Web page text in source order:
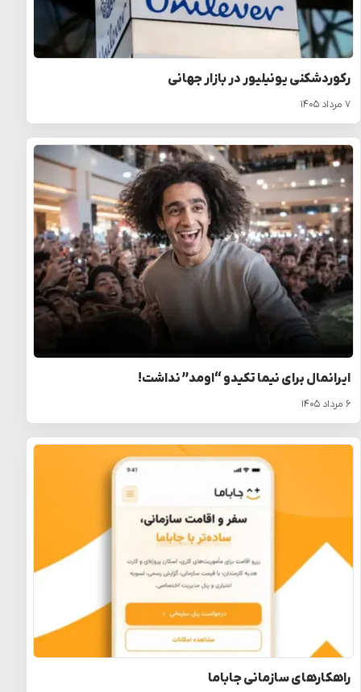
رکوردشکنی یونیلیور در بازار جهانی
۷ مرداد ۱۴۰۵
ایرانمال برای نیما تکیدو “اومد” نداشت!
۶ مرداد ۱۴۰۵
راهکارهای سازمانی جاباما